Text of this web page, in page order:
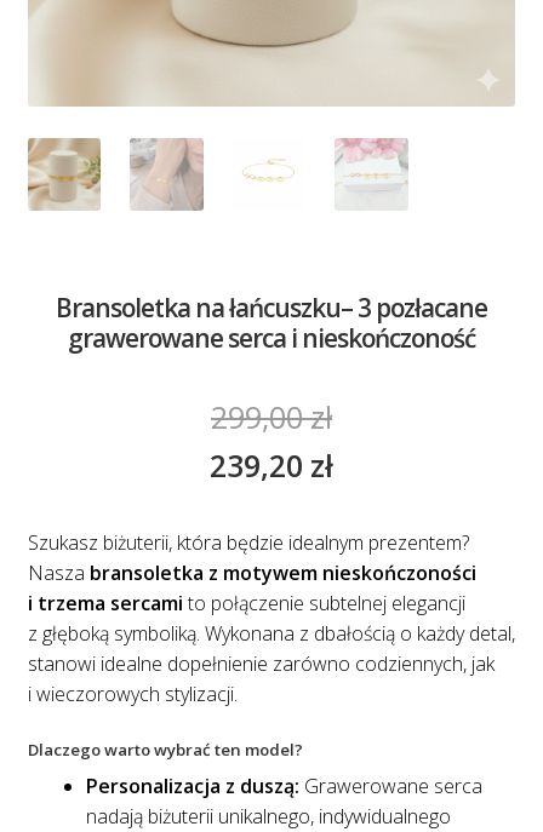
Bransoletka na łańcuszku– 3 pozłacane
grawerowane serca i nieskończoność
299,00zł
239,20 zł
Szukasz biżuterii, która będzie idealnym prezentem?
Nasza bransoletka z motywem nieskończoności
i trzema sercamito połączenie subtelnej elegancji
z głęboką symboliką. Wykonana z dbałością o każdy detal,
stanowi idealne dopełnienie zarówno codziennych, jak
i wieczorowych stylizacji.
Dlaczego warto wybrać ten model?
Personalizacja z duszą: Grawerowane serca
nadają biżuterii unikalnego, indywidualnego